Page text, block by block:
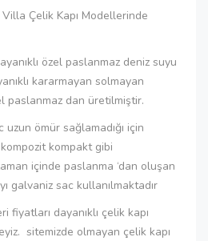
Çelik Kapı Modellerinde
özel paslanmaz deniz suyu
kararmayan solmayan
paslanmaz dan üretilmiştir.
ömür sağlamadığı için
kompakt gibi
içinde paslanma ‘dan oluşan
galvaniz sac kullanılmaktadır
fiyatları dayanıklı çelik kapı
sitemizde olmayan çelik kapı